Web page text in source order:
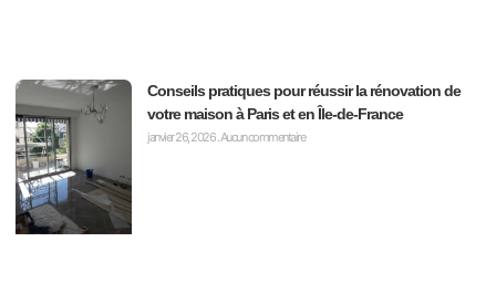
Conseils pratiques pour réussir la rénovation de
votre maison à Paris et en Île-de-France
janvier 26, 2026Aucun commentaire